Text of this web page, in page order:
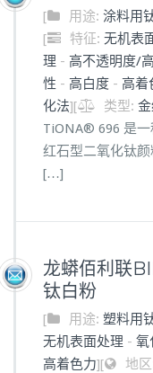
[ 用途: 涂料用
[
特征: 无机表
理 - 高不透明度/
性 - 高白度 - 高着
化法][ 类型:
TiONA® 696 是
红石型二氧化钛
[…]
龙蟒佰利联
钛白粉
[ 用途: 塑料用
无机表面处理 - 氧
高着色力][ 地